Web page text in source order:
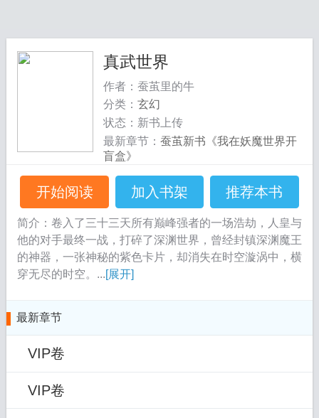
真武世界
作者：蚕茧里的牛
分类： 玄幻
状态：新书上传
最新章节： 蚕茧新书《我在妖魔世界开
盲盒》
开始阅读 加入书架 推荐本书
简介：卷入了三十三天所有巅峰强者的一场浩劫，人皇与
他的对手最终一战，打碎了深渊世界，曾经封镇深渊魔王
的神器，一张神秘的紫色卡片，却消失在时空漩涡中，横
穿无尽的时空。...[展开]
最新章节
VIP卷
VIP卷